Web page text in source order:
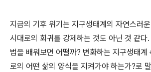
지금의 기후 위기는 지구생태계의 자연스러
시대로의 회귀를 강제하는 것도 아닌 것 같다.
법을 배워보면 어떨까? 변화하는 지구생태계
로의 어떤 삶의 양식을 지켜가야 하는가?로